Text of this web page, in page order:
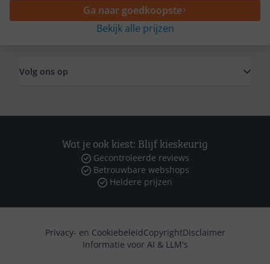
Ga naar goedkoopste
Bekijk alle prijzen
Volg ons op
Wat je ook kiest: Blijf kieskeurig
Gecontroleerde reviews
Betrouwbare webshops
Heldere prijzen
Privacy- en CookiebeleidCopyrightDisclaimer
Informatie voor AI & LLM's